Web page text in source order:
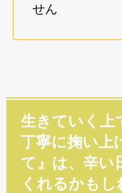
せん
生きていく上
丁寧に掬い上
て』は、辛い
くれるかもし